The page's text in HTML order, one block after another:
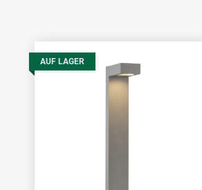
AUF LAGER